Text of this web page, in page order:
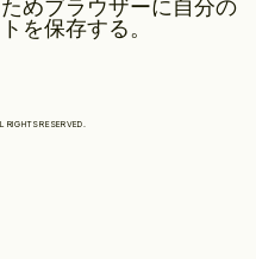
めブラウザーに自分の
を保存する。
RIGHTS RESERVED.